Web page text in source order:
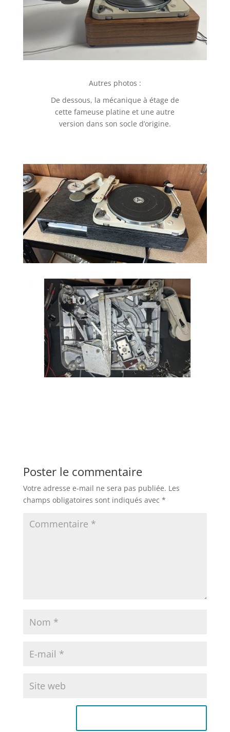
Autres photos :
De dessous, la mécanique à étage de
cette fameuse platine et une autre
version dans son socle d’origine.
Poster le commentaire
Votre adresse e-mail ne sera pas publiée. Les
champs obligatoires sont indiqués avec *